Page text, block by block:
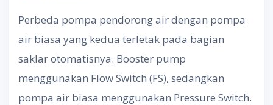
Perbeda pompa pendorong air dengan pompa
air biasa yang kedua terletak pada bagian
saklar otomatisnya. Booster pump
menggunakan Flow Switch (FS), sedangkan
pompa air biasa menggunakan Pressure Switch.